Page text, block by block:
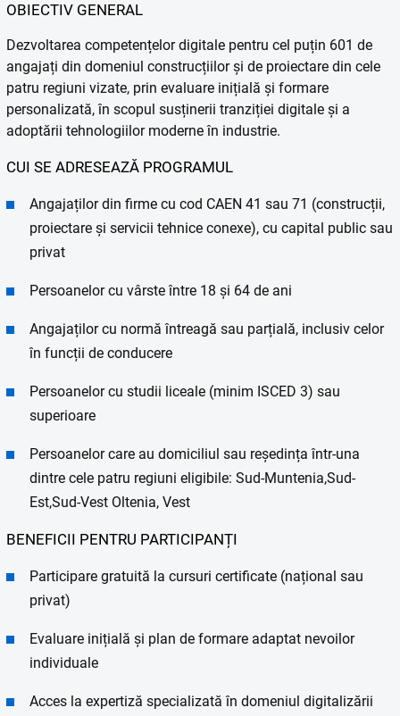
OBIECTIV GENERAL
Dezvoltarea competențelor digitale pentru cel puțin 601 de
angajați din domeniul construcțiilor și de proiectare din cele
patru regiuni vizate, prin evaluare inițială și formare
personalizată, în scopul susținerii tranziției digitale și a
adoptării tehnologiilor moderne în industrie.
CUI SE ADRESEAZĂ PROGRAMUL
Angajaților din firme cu cod CAEN 41 sau 71 (construcții,
proiectare și servicii tehnice conexe), cu capital public sau
privat
Persoanelor cu vârste între 18 și 64 de ani
Angajaților cu normă întreagă sau parțială, inclusiv celor
în funcții de conducere
Persoanelor cu studii liceale (minim ISCED 3) sau
superioare
Persoanelor care au domiciliul sau reședința într-una
dintre cele patru regiuni eligibile: Sud-Muntenia,Sud-
Est,Sud-Vest Oltenia, Vest
BENEFICII PENTRU PARTICIPANȚI
Participare gratuită la cursuri certificate (național sau
privat)
Evaluare inițială și plan de formare adaptat nevoilor
individuale
Acces la expertiză specializată în domeniul digitalizării